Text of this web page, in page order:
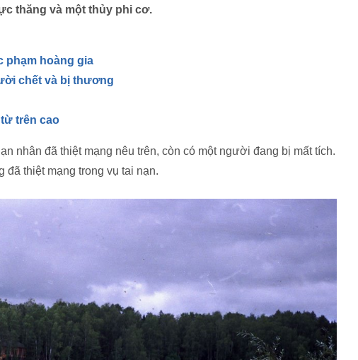
thăng và một thủy phi cơ.
phạm hoàng gia
chết và bị thương
trên cao
nhân đã thiệt mạng nêu trên, còn có một người đang bị mất tích.
thiệt mạng trong vụ tai nạn.